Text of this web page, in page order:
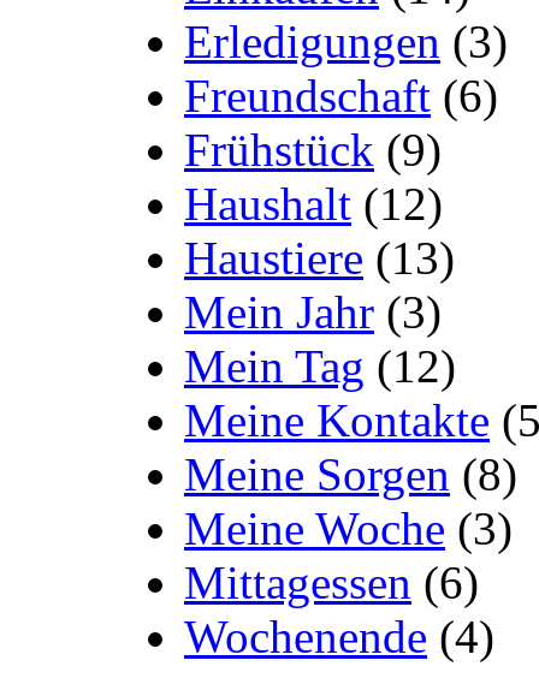
Erledigungen (3)
Freundschaft (6)
Frühstück (9)
Haushalt (12)
Haustiere (13)
Mein Jahr (3)
Mein Tag (12)
Meine Kontakte
Meine Sorgen (8)
Meine Woche (3)
Mittagessen (6)
Wochenende (4)